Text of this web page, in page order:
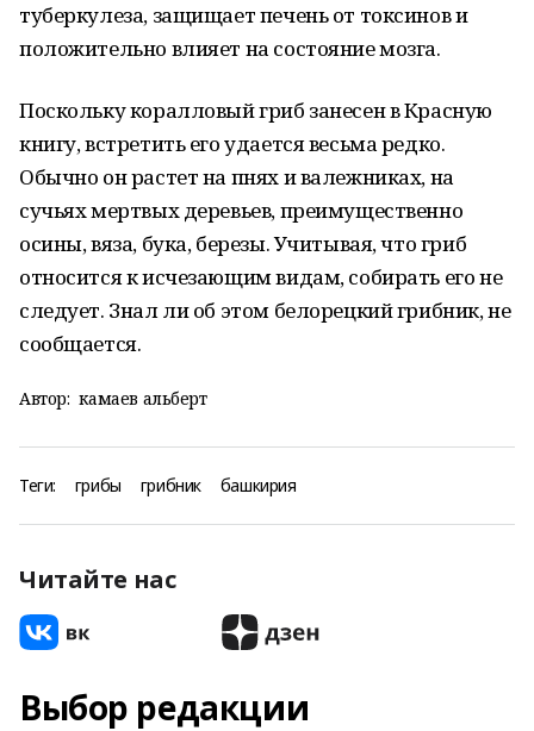
туберкулеза, защищает печень от токсинов и
положительно влияет на состояние мозга.
Поскольку коралловый гриб занесен в Красную
книгу, встретить его удается весьма редко.
Обычно он растет на пнях и валежниках, на
сучьях мертвых деревьев, преимущественно
осины, вяза, бука, березы. Учитывая, что гриб
относится к исчезающим видам, собирать его не
следует. Знал ли об этом белорецкий грибник, не
сообщается.
Автор: камаев альберт
Теги: грибы грибник башкирия
Читайте нас
Выбор редакции